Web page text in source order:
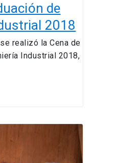
de
2018
realizó la Cena de
Industrial 2018,